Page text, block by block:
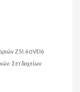
ZSI.60VEI6
Σετ δοχείων